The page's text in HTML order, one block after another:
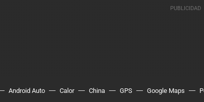
Android Auto Calor China GPS Google Maps